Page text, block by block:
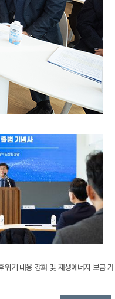
위기 대응 강화 및 재생에너지 보급 가